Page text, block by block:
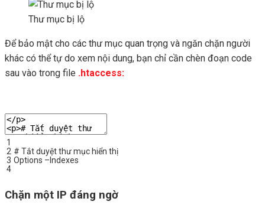
Thư mục bị lộ
Để bảo mật cho các thư mục quan trọng và ngăn chặn người
khác có thể tự do xem nội dung, bạn chỉ cần chèn đoạn code
sau vào trong file .htaccess:
1
2
3
4
# Tắt duyệt thư mục hiển thị
Options – Indexes
Chặn một IP đáng ngờ